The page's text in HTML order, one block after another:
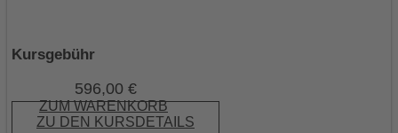
Kursgebühr
596,00 €
ZUM WARENKORB
ZU DEN KURSDETAILS